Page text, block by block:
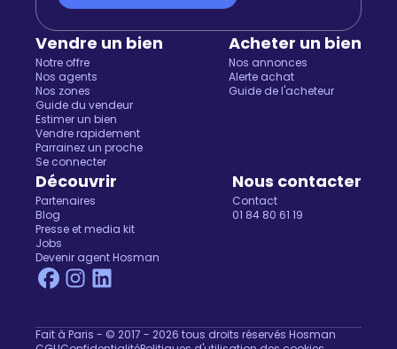
Vendre un bien
Notre offre
Nos agents
Nos zones
Guide du vendeur
Estimer un bien
Vendre rapidement
Parrainez un proche
Se connecter
Acheter un bien
Nos annonces
Alerte achat
Guide de l'acheteur
Découvrir
Partenaires
Blog
Presse et media kit
Jobs
Devenir agent Hosman
Nous contacter
Contact
01 84 80 61 19
Fait à Paris - © 2017 - 2026 tous droits réservés Hosman